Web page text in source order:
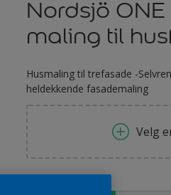
Nordsjö
maling til
Husmaling til trefasade -
heldekkende fasademaling
Velg